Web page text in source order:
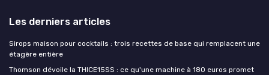
Les derniers articles
Sirops maison pour cocktails : trois recettes de base qui remplacent une
étagère entière
Thomson dévoile la THICE15SS : ce qu'une machine à 180 euros promet